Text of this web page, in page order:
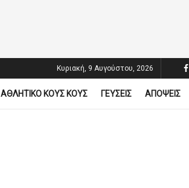
Κυριακή, 9 Αυγούστου, 2026
ΑΘΛΗΤΙΚΟ ΚΟΥΣ ΚΟΥΣ ΓΕΥΣΕΙΣ ΑΠΟΨΕΙΣ